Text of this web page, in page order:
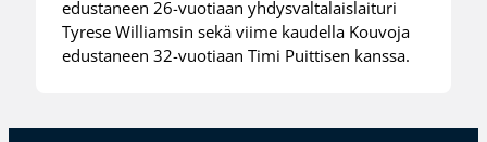
edustaneen 26-vuotiaan yhdysvaltalaislaituri
Tyrese Williamsin sekä viime kaudella Kouvoja
edustaneen 32-vuotiaan Timi Puittisen kanssa.